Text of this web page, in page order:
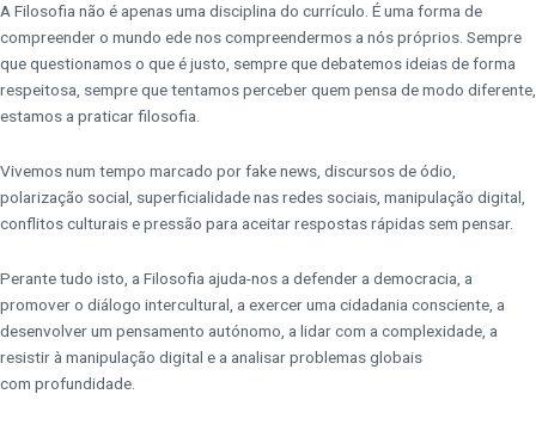
A Filosofia não é apenas uma disciplina do currículo. É uma forma de
compreender o mundo ede nos compreendermos a nós próprios. Sempre
que questionamos o que é justo, sempre quedebatemos ideias de forma
respeitosa, sempre que tentamos perceber quem pensa de modo diferente,
estamos a praticar filosofia.
Vivemos num tempo marcado por fake news, discursos de ódio,
polarização social, superficialidade nas redes sociais, manipulação digital,
conflitos culturais e pressão para aceitar respostas rápidas sem pensar.
Perante tudo isto, a Filosofia ajuda-nos a defender a democracia, a
promover o diálogo intercultural, a exercer uma cidadania consciente, a
desenvolver um pensamento autónomo, a lidar com a complexidade, a
resistir à manipulação digital e a analisar problemas globais
com profundidade.